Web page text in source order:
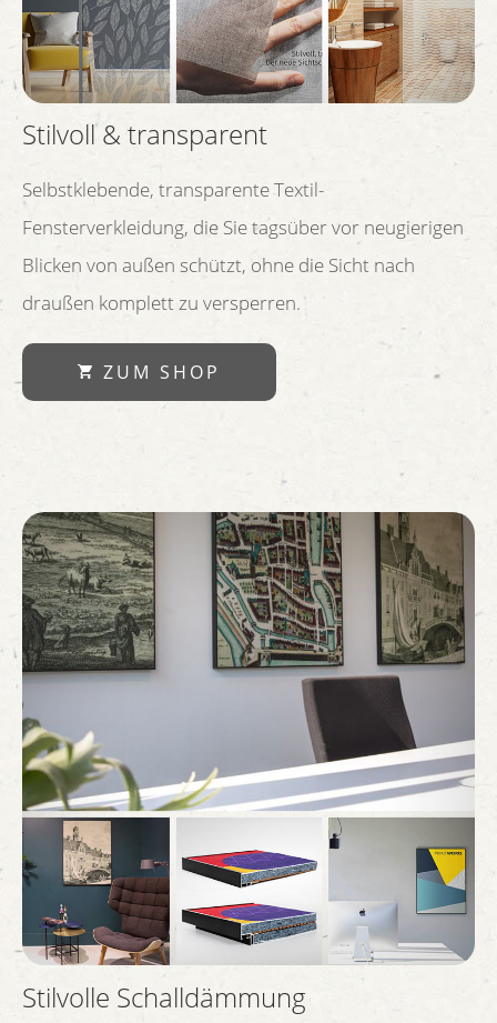
Stilvoll & transparent
Selbstklebende, transparente Textil-
Fensterverkleidung, die Sie tagsüber vor neugierigen
Blicken von außen schützt, ohne die Sicht nach
draußen komplett zu versperren.
ZUM SHOP
Stilvolle Schalldämmung